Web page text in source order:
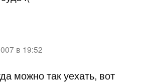
в 19:52
можно так уехать, вот